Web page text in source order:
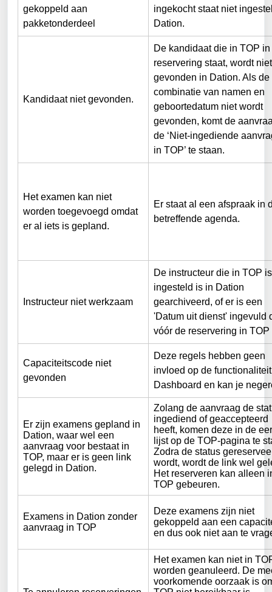
gekoppeld aan
pakketonderdeel
ingekocht staat niet
Dation.
Kandidaat niet gevonden.
De kandidaat die in TOP
reservering staat, wordt
gevonden in Dation. Als de
combinatie van namen en
geboortedatum niet wordt
gevonden, komt de
de ‘Niet-ingediende
in TOP’ te staan.
Het examen kan niet
worden toegevoegd omdat
er al iets is gepland.
Er staat al een afspraak in
betreffende agenda.
Instructeur niet werkzaam
De instructeur die in TOP
ingesteld is in Dation
gearchiveerd, of er is een
'Datum uit dienst' ingevuld
vóór de reservering in TOP
Capaciteitscode niet
gevonden
Deze regels hebben geen
invloed op de
Dashboard en kan je
Er zijn examens gepland in
Dation, waar wel een
aanvraag voor bestaat in
TOP, maar er is geen link
gelegd in Dation.
Zolang de aanvraag de
ingediend of geaccepteerd
heeft, komen deze in de
lijst op de TOP-pagina te
Zodra de status
wordt, wordt de link wel
Het reserveren kan alleen
TOP gebeuren.
Examens in Dation zonder
aanvraag in TOP
Deze examens zijn niet
gekoppeld aan een
en dus ook niet aan te
Het examen kan niet in
worden geanuleerd. De
voorkomende oorzaak is